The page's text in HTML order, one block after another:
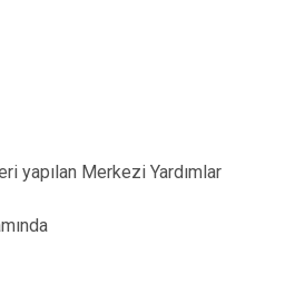
yapılan Merkezi Yardımlar